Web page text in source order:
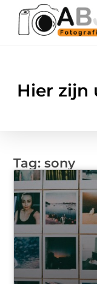
Hier zijn
Tag: sony